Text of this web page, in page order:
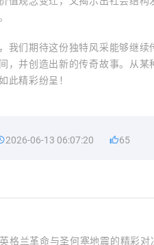
我们期待这份独特风采能够继
，并创造出新的传奇故事。从
此精彩纷呈！
2026-06-13 06:07:20 65